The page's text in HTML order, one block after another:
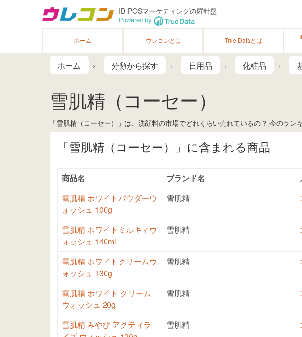
ID-POSマーケティングの羅針盤
Powered by
ホーム ウレコンとは True Dataとは
ホーム 分類から探す 日用品 化粧品
雪肌精（コーセー）
「雪肌精（コーセー）」は、洗顔料の市場でどれくらい売れているの？ 今のラ
「雪肌精（コーセー）」に含まれる商品
商品名 ブランド名
雪肌精 ホワイトパウダーウ
ォッシュ 100g
雪肌精
雪肌精 ホワイトミルキィウ
ォッシュ 140ml
雪肌精
雪肌精 ホワイトクリームウ
ォッシュ 130g
雪肌精
雪肌精 ホワイト クリーム
ウォッシュ 20g
雪肌精
雪肌精 みやび アクティラ
雪肌精